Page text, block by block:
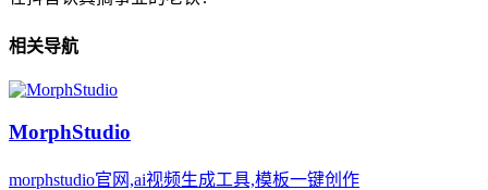
相关导航
MorphStudio
morphstudio官网,ai视频生成工具,模板一键创作